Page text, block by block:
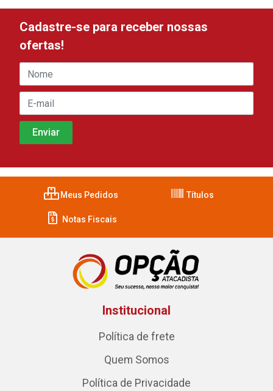
Cadastre-se para receber nossas
ofertas!
Meus Pedidos Títulos
Notas Fiscais
Institucional
Política de frete
Quem Somos
Política de Privacidade